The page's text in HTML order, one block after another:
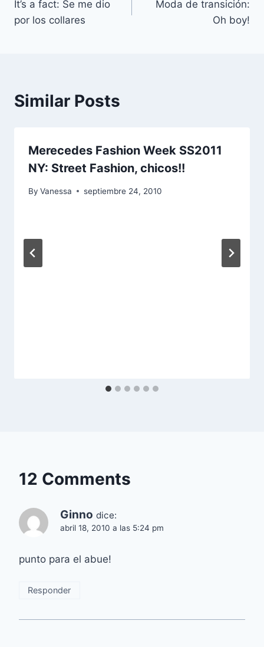
de
It’s a fact: Se me dio
por los collares
Moda de transición:
Oh boy!
Similar Posts
Merecedes Fashion Week SS2011
NY: Street Fashion, chicos!!
By Vanessa septiembre 24, 2010
12 Comments
Ginno dice:
abril 18, 2010 a las 5:24 pm
punto para el abue!
Responder